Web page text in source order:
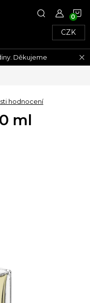
CZK
Děkujeme
hodnocení
ml